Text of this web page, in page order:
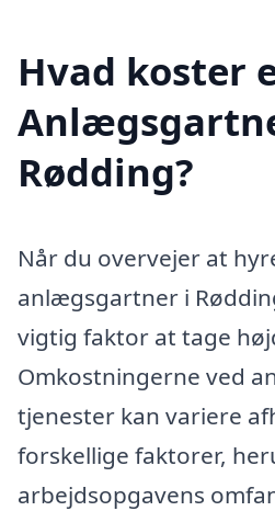
Hvad koster
Rødding?
Når du overvejer at
anlægsgartner i
vigtig faktor at tage
Omkostningerne ved
tjenester kan variere
forskellige faktorer,
arbejdsopgavens